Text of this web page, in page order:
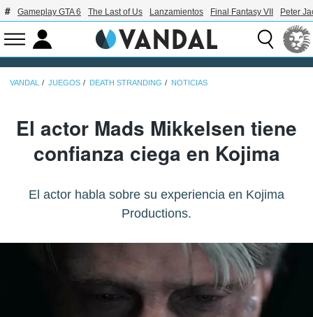
Gameplay GTA 6 The Last of Us Lanzamientos Final Fantasy VII Peter
VANDAL JUEGOS DEATH STRANDING NOTICIAS
El actor Mads Mikkelsen tiene
confianza ciega en Kojima
El actor habla sobre su experiencia en Kojima
Productions.